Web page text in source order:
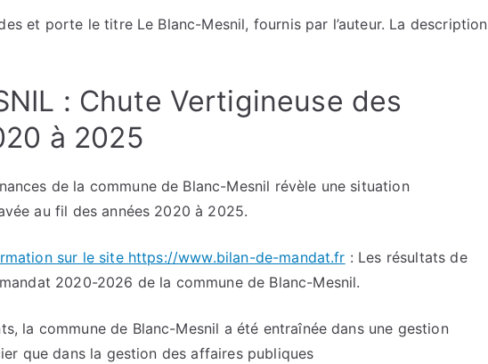
et porte le titre Le Blanc-Mesnil, fournis par l’auteur. La description
: Chute Vertigineuse des
à 2025
de la commune de Blanc-Mesnil révèle une situation
au fil des années 2020 à 2025.
sur le site https://www.bilan-de-mandat.fr : Les résultats de
2020-2026 de la commune de Blanc-Mesnil.
la commune de Blanc-Mesnil a été entraînée dans une gestion
que dans la gestion des affaires publiques